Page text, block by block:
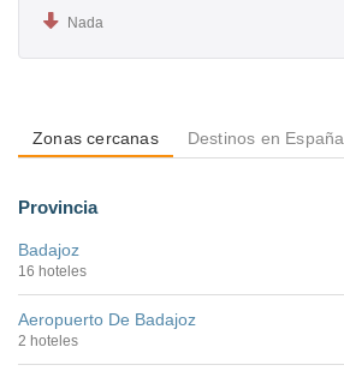
Nada
Zonas cercanas Destinos en España
Provincia
Badajoz
16 hoteles
Aeropuerto De Badajoz
2 hoteles